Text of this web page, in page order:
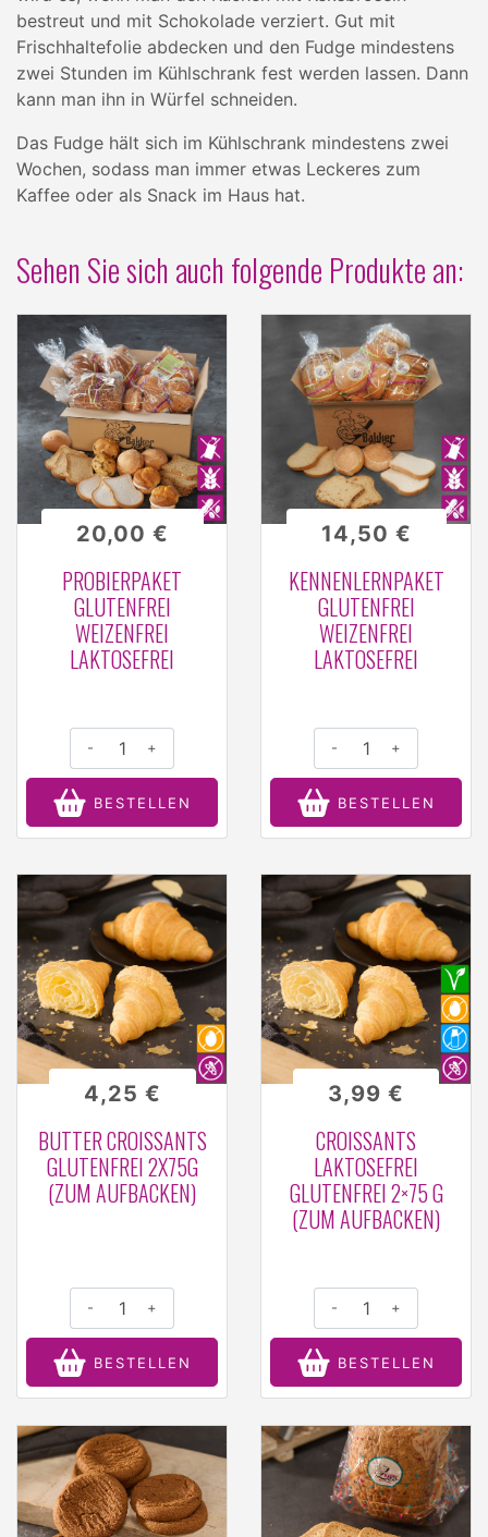
bestreut und mit Schokolade verziert. Gut mit
Frischhaltefolie abdecken und den Fudge mindestens
zwei Stunden im Kühlschrank fest werden lassen. Dann
kann man ihn in Würfel schneiden.
Das Fudge hält sich im Kühlschrank mindestens zwei
Wochen, sodass man immer etwas Leckeres zum
Kaffee oder als Snack im Haus hat.
Sehen Sie sich auch folgende Produkte an:
PROBIERPAKET
GLUTENFREI
WEIZENFREI
LAKTOSEFREI
20,00 €
- +
BESTELLEN
KENNENLERNPAKET
GLUTENFREI
WEIZENFREI
LAKTOSEFREI
14,50 €
- +
BESTELLEN
BUTTER CROISSANTS
GLUTENFREI 2X75G
(ZUM AUFBACKEN)
4,25 €
- +
BESTELLEN
CROISSANTS
LAKTOSEFREI
GLUTENFREI 2×75 G
(ZUM AUFBACKEN)
3,99 €
- +
BESTELLEN